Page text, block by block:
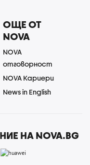
ОЩЕ ОТ
NOVA
NOVA
отговорност
NOVA Кариери
News in English
НА NOVA.BG